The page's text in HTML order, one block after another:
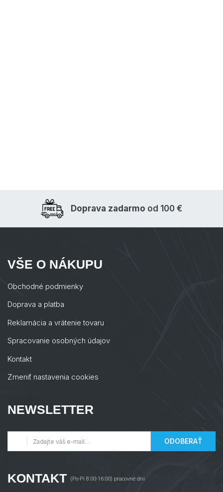
Doprava zadarmo od 100 €
VŠE O NÁKUPU
Obchodné podmienky
Doprava a platba
Reklamácia a vrátenie tovaru
Spracovanie osobných údajov
Kontakt
Zmeniť nastavenia cookies
NEWSLETTER
ODOBERAŤ
KONTAKT (Po-Pi 8:00-16:00) pracovné dni